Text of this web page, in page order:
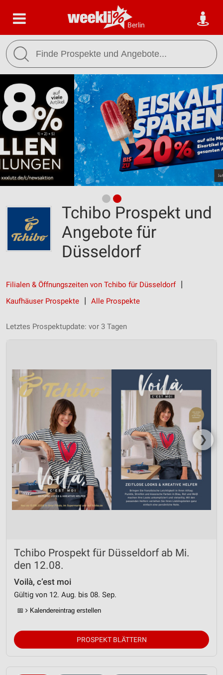
Berlin
Tchibo Prospekt und
Angebote für
Düsseldorf
Filialen & Öffnungszeiten von Tchibo für Düsseldorf
Kaufhäuser Prospekte
Alle Prospekte
Letztes Prospektupdate: vor 3 Tagen
❯
Tchibo Prospekt für Düsseldorf ab Mi.
den 12.08.
Voilà, c’est moi
Gültig von 12. Aug. bis 08. Sep.
📅 Kalendereintrag erstellen
PROSPEKT BLÄTTERN